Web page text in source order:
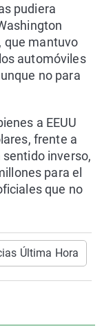
pudiera
que mantuvo
automóviles
no para
a EEUU
frente a
inverso,
para el
que no
Última Hora